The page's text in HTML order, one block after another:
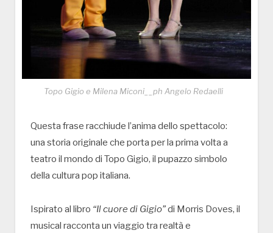
Topo Gigio e Milena Miconi__ph Angelo Redaelli
Questa frase racchiude l’anima dello spettacolo:
una storia originale che porta per la prima volta a
teatro il mondo di Topo Gigio, il pupazzo simbolo
della cultura pop italiana.
Ispirato al libro “Il cuore di Gigio”di Morris Doves, il
musical racconta un viaggio tra realtà e